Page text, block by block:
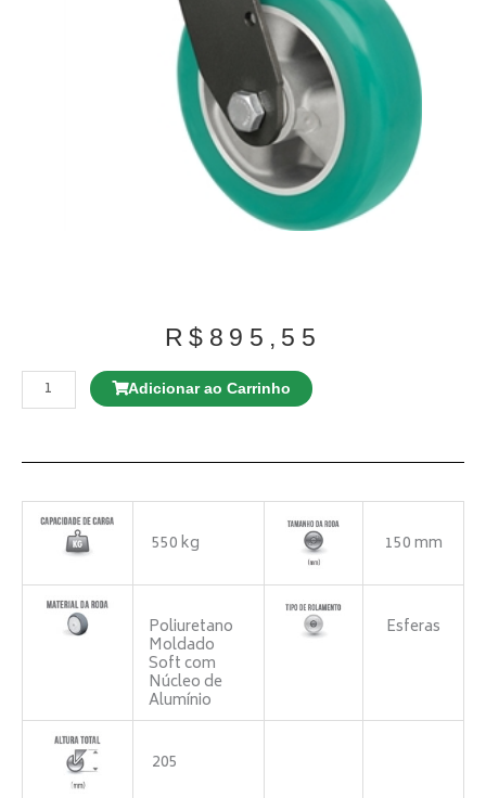
R$ 895,55
Rodízio
Adicionar ao Carrinho
550 kg 150 mm
Poliuretano
Moldado
Soft com
Núcleo de
Alumínio
Esferas
205